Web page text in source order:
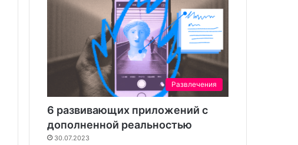
Развлечения
6 развивающих приложений с
дополненной реальностью
30.07.2023